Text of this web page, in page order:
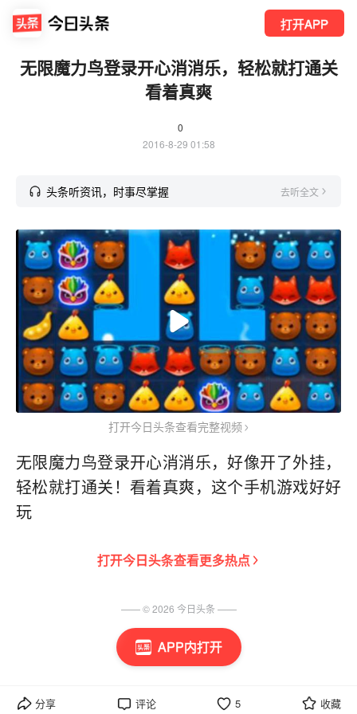
打开APP
APP内打开
无限魔力鸟登录开心消消乐，轻松就打通关
看着真爽
0
2016-8-29 01:58
头条听资讯，时事尽掌握 去听全文
打开今日头条查看完整视频
无限魔力鸟登录开心消消乐，好像开了外挂，
轻松就打通关！看着真爽，这个手机游戏好好
玩
打开今日头条查看更多热点
分享 评论 5 收藏
—— ©2026 今日头条 ——